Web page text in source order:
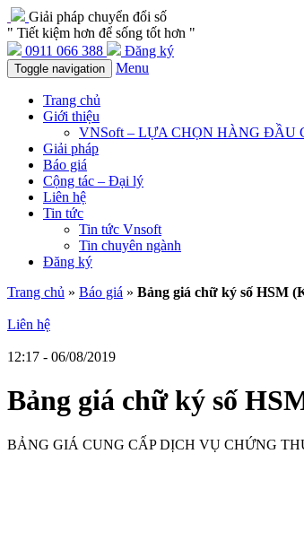
Giải pháp chuyển đổi số
" Tiết kiệm hơn để sống tốt hơn "
0911 066 388
Đăng ký
Toggle navigation Menu
Trang chủ
Giới thiệu
VNSoft – LỰA CHỌN HÀNG ĐẦU
Giải pháp
Báo giá
Cộng tác – Đại lý
Liên hệ
Tin tức
Tin tức Vnsoft
Tin chuyên ngành
Đăng ký
Trang chủ » Báo giá » Bảng giá chữ ký số HSM
Liên hệ
12:17 - 06/08/2019
Bảng giá chữ ký số
BẢNG GIÁ CUNG CẤP DỊCH VỤ